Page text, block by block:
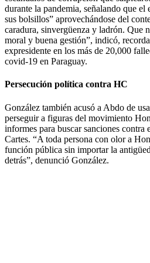
durante la pandemia, señalando que el
sus bolsillos” aprovechándose del
caradura, sinvergüenza y ladrón. Que
moral y buena gestión”, indicó,
expresidente en los más de 20,000
covid-19 en Paraguay.
Persecución política contra HC
González también acusó a Abdo de
perseguir a figuras del movimiento
informes para buscar sanciones
Cartes. “A toda persona con olor a
función pública sin importar la
detrás”, denunció González.